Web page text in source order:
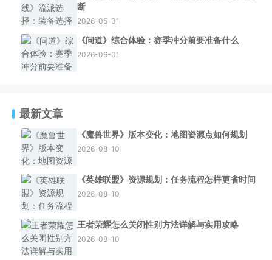
断
2026-05-31
《问道》综合体验：赛季冲分前要准备什么
2026-06-01
最新文章
《魔兽世界》版本变化：地图资源点如何规划
2026-08-10
《英雄联盟》资源规划：任务流程怎样更省时间
2026-08-10
王者荣耀怎么关闭性别方法详解与实用攻略
2026-08-10